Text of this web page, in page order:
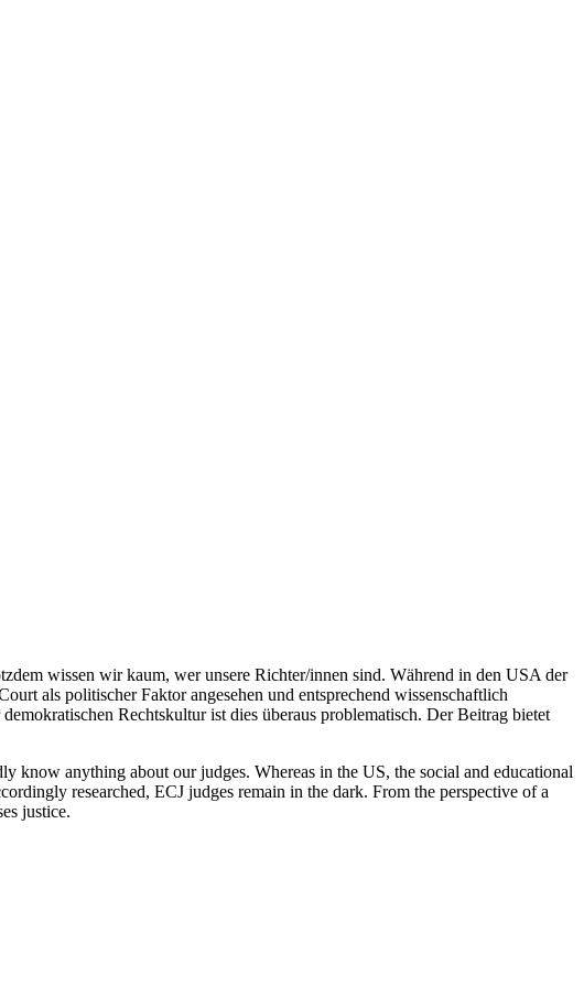
wissen wir kaum, wer unsere Richter/innen sind. Während in den USA der
als politischer Faktor angesehen und entsprechend wissenschaftlich
Rechtskultur ist dies überaus problematisch. Der Beitrag bietet
know anything about our judges. Whereas in the US, the social and educational
researched, ECJ judges remain in the dark. From the perspective of a
justice.